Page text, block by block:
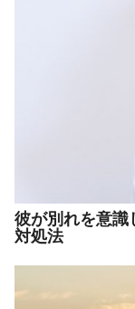
彼が別れを意識
対処法